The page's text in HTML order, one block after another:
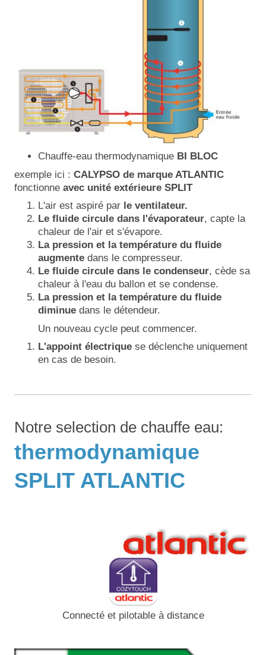
Chauffe-eau thermodynamique BI BLOC
exemple ici : CALYPSO de marque ATLANTIC
fonctionne avec unité extérieure SPLIT
L'air est aspiré par le ventilateur.
Le fluide circule dans l'évaporateur, capte la
chaleur de l'air et s'évapore.
La pression et la température du fluide
augmente dans le compresseur.
Le fluide circule dans le condenseur, cède sa
chaleur à l'eau du ballon et se condense.
La pression et la température du fluide
diminue dans le détendeur.
Un nouveau cycle peut commencer.
L'appoint électrique se déclenche uniquement
en cas de besoin.
Notre selection de chauffe eau:
thermodynamique
SPLIT ATLANTIC
Connecté et pilotable à distance